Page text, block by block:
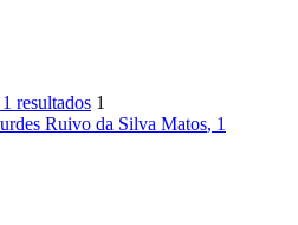
1 resultados 1
Ruivo da Silva Matos, 1